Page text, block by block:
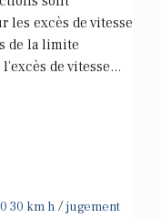
les excès de vitesse
de la limite
de vitesse...
30 km h /jugement